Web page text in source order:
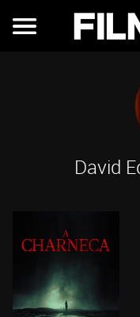
David